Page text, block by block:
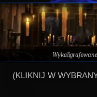
(KLIKNIJ W